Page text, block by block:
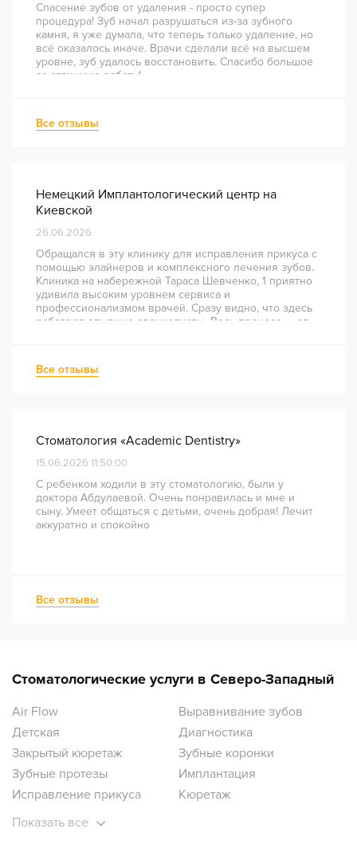
Спасение зубов от удаления - просто супер
процедура! Зуб начал разрушаться из-за зубного
камня, я уже думала, что теперь только удаление, но
всё оказалось иначе. Врачи сделали всё на высшем
уровне, зуб удалось восстановить. Спасибо большое
за отличную работу!
Все отзывы
Немецкий Имплантологический центр на
Киевской
26.06.2026
Обращался в эту клинику для исправления прикуса с
помощью элайнеров и комплексного лечения зубов.
Клиника на набережной Тараса Шевченко, 1 приятно
удивила высоким уровнем сервиса и
профессионализмом врачей. Сразу видно, что здесь
работают опытные специалисты. Весь процесс — от
непростое перелечивание каналов прошло
комфортно и безболезненно. Рекомендую всем, кто
Все отзывы
Стоматология «Academic Dentistry»
15.06.2026 11:50:00
С ребенком ходили в эту стоматологию, были у
доктора Абдулаевой. Очень понравилась и мне и
сыну. Умеет общаться с детьми, очень добрая! Лечит
аккуратно и спокойно
Все отзывы
Стоматологические услуги в Северо-Западный
Air Flow
Выравнивание зубов
Детская
Диагностика
Закрытый кюретаж
Зубные коронки
Зубные протезы
Имплантация
Исправление прикуса
Кюретаж
Лечение десен
Показать все